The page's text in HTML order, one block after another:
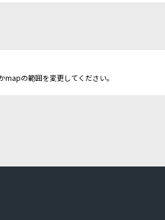
mapの範囲を変更してください。